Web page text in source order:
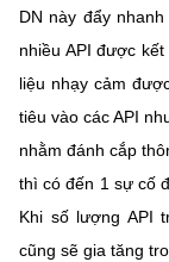
©2026 Bản quyền
(Ghi rõ nguồn
DN này đẩy
nhiều API được
liệu nhạy cảm
tiêu vào các API
nhằm đánh cắp
thì có đến 1 sự cố
Khi số lượng API
cũng sẽ gia tăng